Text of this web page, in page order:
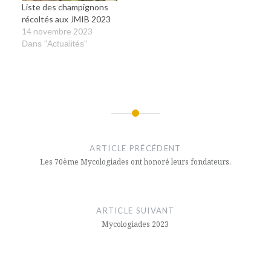
Liste des champignons
récoltés aux JMIB 2023
14 novembre 2023
Dans "Actualités"
l’article
ARTICLE PRÉCÉDENT
Les 70ème Mycologiades ont honoré leurs fondateurs.
ARTICLE SUIVANT
Mycologiades 2023